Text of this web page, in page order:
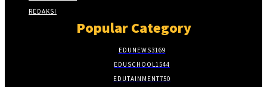
REDAKSI
Popular Category
EDUNEWS3169
EDUSCHOOL1544
EDUTAINMENT750